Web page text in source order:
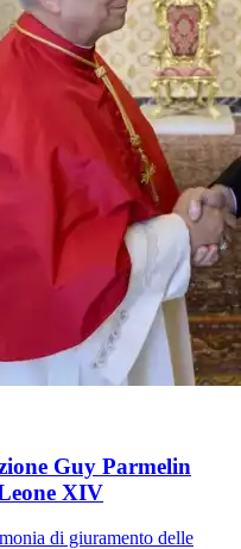
Guy Parmelin
XIV
di giuramento delle